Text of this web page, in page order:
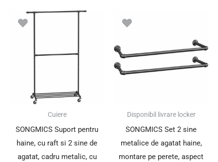
Cuiere
SONGMICS Suport pentru
haine, cu raft si 2 sine de
agatat, cadru metalic, cu
Disponibil livrare locker
SONGMICS Set 2 sine
metalice de agatat haine,
montare pe perete, aspect